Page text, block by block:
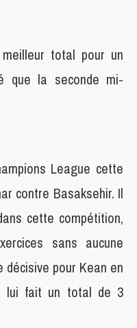
total pour un
que la seconde mi-
League cette
contre Basaksehir. Il
cette compétition,
sans aucune
décisive pour Kean en
lui fait un total de 3